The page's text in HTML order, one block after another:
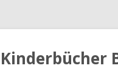
Kinderbücher